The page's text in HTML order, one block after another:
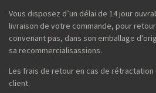
Vous disposez d’un délai de 14 jour
livraison de votre commande, pour
convenant pas, dans son emballage
sa recommercialisassions.
Les frais de retour en cas de rétractation
client.